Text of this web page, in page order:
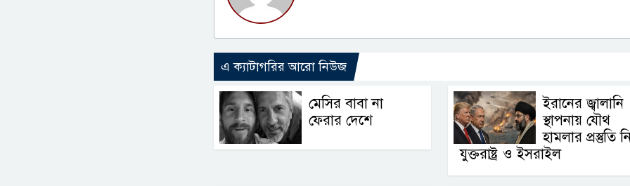
এ ক্যাটাগরির আরো নিউজ
মেসির বাবা না
ফেরার দেশে
ইরানের জ্বালানি
স্থাপনায় যৌথ
হামলার প্রস্তুতি
যুক্তরাষ্ট্র ও ইসরাইল